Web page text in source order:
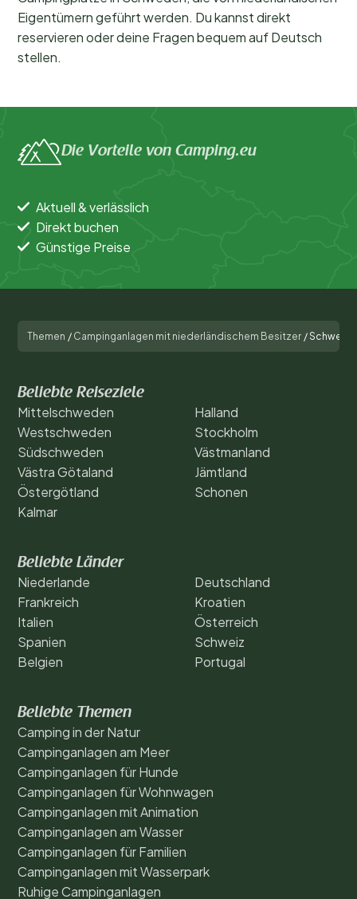
Eigentümern geführt werden. Du kannst direkt
reservieren oder deine Fragen bequem auf Deutsch
stellen.
Die Vorteile von Camping.eu
Aktuell & verlässlich
Direkt buchen
Günstige Preise
Themen / Campinganlagen mit niederländischem Besitzer /
Beliebte Reiseziele
Mittelschweden
Westschweden
Südschweden
Västra Götaland
Östergötland
Kalmar
Halland
Stockholm
Västmanland
Jämtland
Schonen
Beliebte Länder
Niederlande
Frankreich
Italien
Spanien
Belgien
Deutschland
Kroatien
Österreich
Schweiz
Portugal
Beliebte Themen
Camping in der Natur
Campinganlagen am Meer
Campinganlagen für Hunde
Campinganlagen für Wohnwagen
Campinganlagen mit Animation
Campinganlagen am Wasser
Campinganlagen für Familien
Campinganlagen mit Wasserpark
Ruhige Campinganlagen